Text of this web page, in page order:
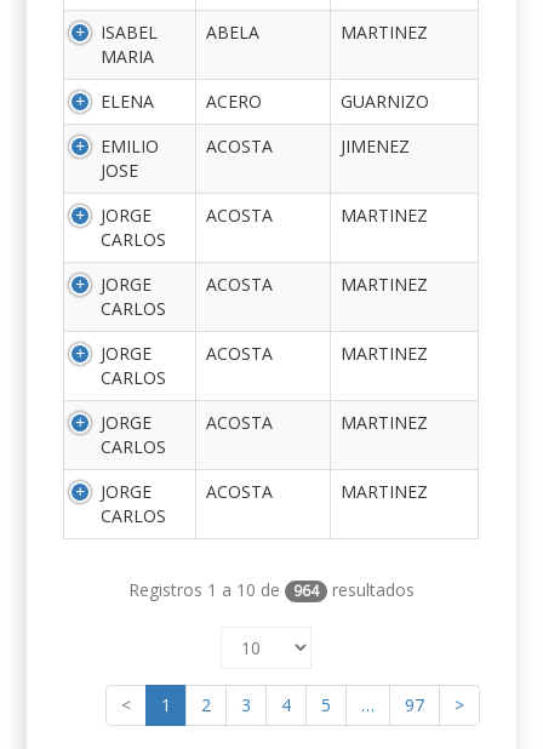
ISABEL
MARIA
ABELA MARTINEZ
ELENA ACERO
GUARNIZO
EMILIO
JOSE
ACOSTA JIMENEZ
JORGE
CARLOS
ACOSTA MARTINEZ
JORGE
CARLOS
ACOSTA MARTINEZ
JORGE
CARLOS
ACOSTA MARTINEZ
JORGE
CARLOS
ACOSTA MARTINEZ
JORGE
CARLOS
ACOSTA MARTINEZ
Registros 1 a 10 de 964 resultados
< 1 2 3 4 5 … 97 >